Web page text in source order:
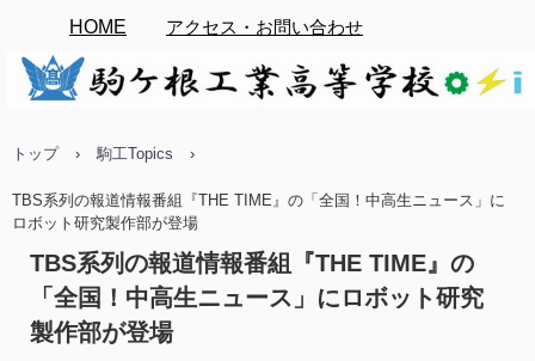
HOME アクセス・お問い合わせ
トップ › 駒工Topics ›
TBS系列の報道情報番組『THE TIME』の「全国！中高生ニュース」に
ロボット研究製作部が登場
TBS系列の報道情報番組『THE TIME』の
「全国！中高生ニュース」にロボット研究
製作部が登場